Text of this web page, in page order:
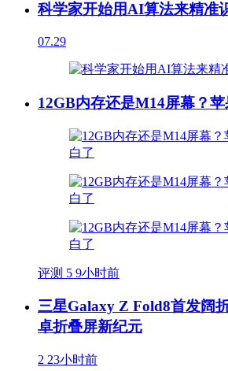
科学家开始用AI算法来精准
07.29
12GB内存还是M14屏幕？
评测 5 9小时前
三星Galaxy Z Fold8首发阔
卓折叠屏新纪元
2 23小时前